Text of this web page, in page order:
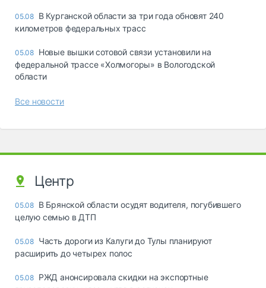
05.08 В Курганской области за три года обновят 240
километров федеральных трасс
05.08 Новые вышки сотовой связи установили на
федеральной трассе «Холмогоры» в Вологодской
области
Все новости
Центр
05.08 В Брянской области осудят водителя, погубившего
целую семью в ДТП
05.08 Часть дороги из Калуги до Тулы планируют
расширить до четырех полос
05.08 РЖД анонсировала скидки на экспортные